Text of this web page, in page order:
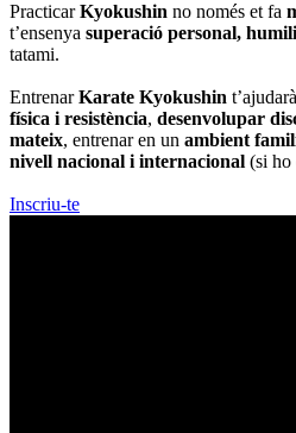
PracticarKyokushin no només et fa
t’ensenya superació personal,
tatami.
EntrenarKarate Kyokushin
física i resistència, desenvolupar
mateix, entrenar en un ambient
nivell nacional i internacional (si ho
Inscriu-te